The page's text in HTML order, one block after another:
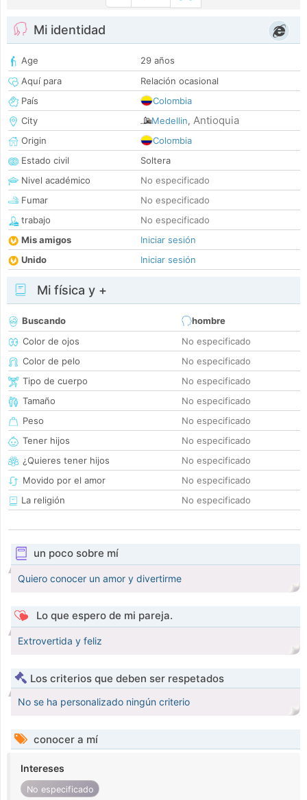
Mi identidad
Age
29 años
Aquí para
Relación ocasional
País
Colombia
City
Medellin, Antioquia
Origin
Colombia
Estado civil
Soltera
Nivel académico
No especificado
Fumar
No especificado
trabajo
No especificado
Mis amigos
Iniciar sesión
Unido
Iniciar sesión
Mi física y +
Buscando
hombre
Color de ojos
No especificado
Color de pelo
No especificado
Tipo de cuerpo
No especificado
Tamaño
No especificado
Peso
No especificado
Tener hijos
No especificado
¿Quieres tener hijos
No especificado
Movido por el amor
No especificado
La religión
No especificado
un poco sobre mí
Quiero conocer un amor y divertirme
Lo que espero de mi pareja.
Extrovertida y feliz
Los criterios que deben ser respetados
No se ha personalizado ningún criterio
conocer a mí
Intereses
No especificado